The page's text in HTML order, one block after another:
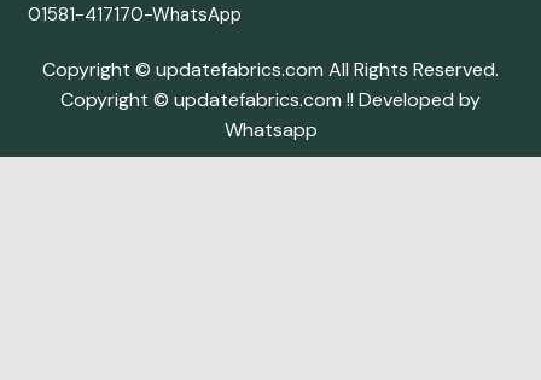
01581-417170-WhatsApp
Copyright © updatefabrics.com All Rights Reserved.
Copyright © updatefabrics.com !! Developed by
Whatsapp